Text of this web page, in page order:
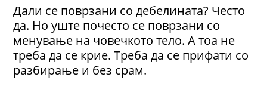
Дали се поврзани со дебелината? Често
да. Но уште почесто се поврзани со
менување на човечкото тело. А тоа не
треба да се крие. Треба да се прифати со
разбирање и без срам.